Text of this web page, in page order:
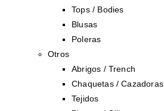
Tops / Bodies
Blusas
Poleras
Otros
Abrigos / Trench
Chaquetas / Cazadoras
Tejidos